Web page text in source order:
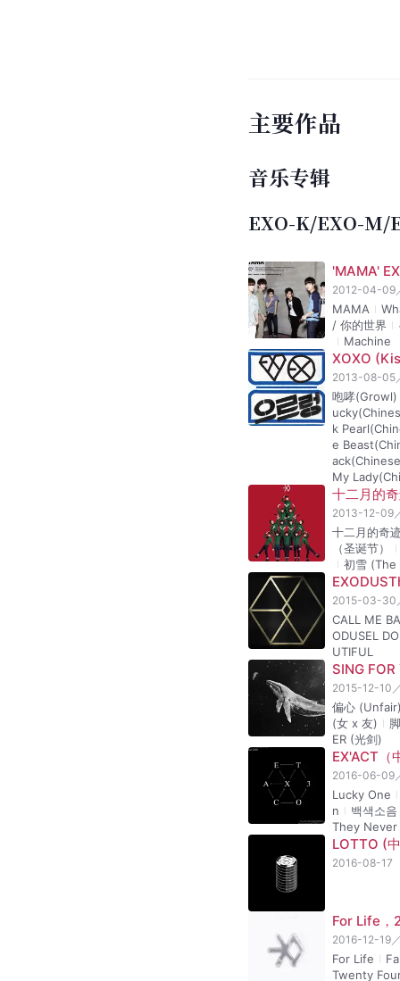
日，正值月全食，EXO
10日，INB100与SM
底完整团体回归，
动，INB100已空出12
EXO举办粉丝见面会，
125]
2026年1月15日，
《REVERSE》及主打
市、 名古屋 、曼谷、
EXhOrizon》巡演。[131
主要作品
音乐专辑
EXO-K/EXO-M/
'MAMA'
2012-04-09
MAMA
/ 你的世界
Machine
XOXO
2013-08-05
咆哮(Growl)
My
十二月的
2013-12-09